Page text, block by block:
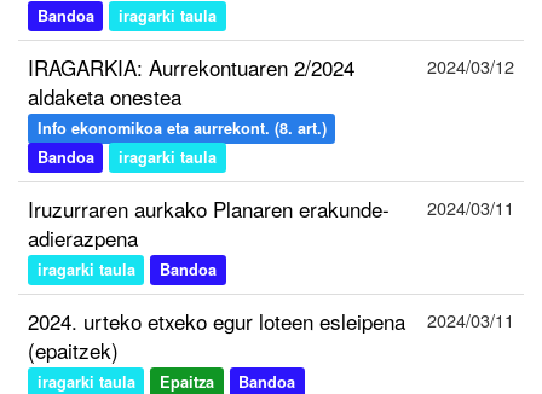
Bandoa iragarki taula
IRAGARKIA: Aurrekontuaren 2/2024
aldaketa onestea
Info ekonomikoa eta aurrekont. (8. art.)
Bandoa
iragarki taula
2024/03/12
Iruzurraren aurkako Planaren erakunde-
adierazpena
iragarki taula Bandoa
2024/03/11
2024. urteko etxeko egur loteen esleipena
(epaitzek)
iragarki taula Epaitza Bandoa
2024/03/11